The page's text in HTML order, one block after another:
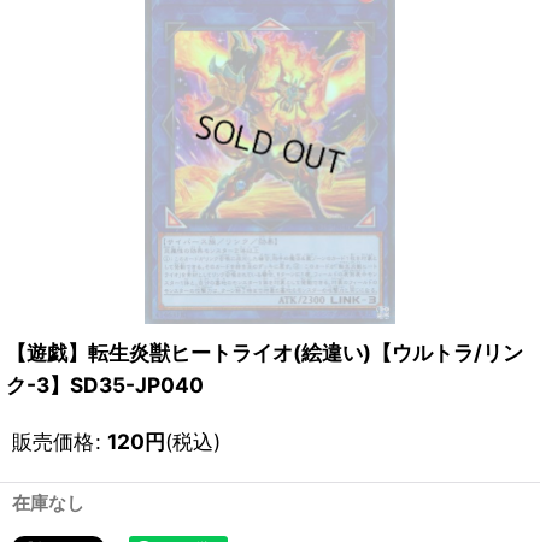
【遊戯】転生炎獣ヒートライオ(絵違い)【ウルトラ/リン
ク-3】SD35-JP040
販売価格: 120円(税込)
在庫なし